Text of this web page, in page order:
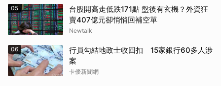
05
台股開高走低跌171點 盤後有玄機？外資狂
賣407億元卻悄悄回補空單
Newtalk
06
行員勾結地政士收回扣 15家銀行60多人涉
案
卡優新聞網